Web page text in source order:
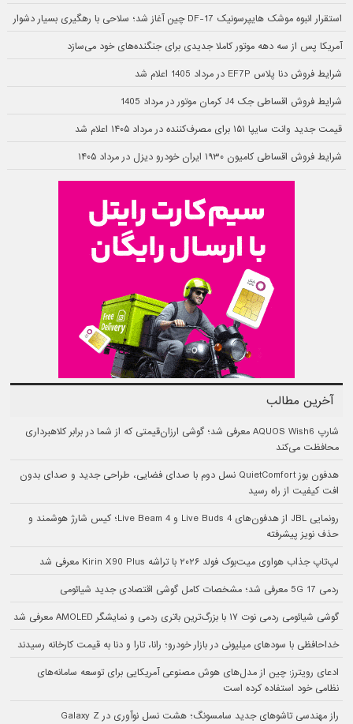
استقرار انبوه موشک هایپرسونیک DF-17 چین آغاز شد؛ سلاحی با رهگیری بسیار دشوار
آمریکا پس از سه دهه موتور کاملا جدیدی برای جنگنده‌های خود می‌سازد
شرایط فروش دنا پلاس EF7P در مرداد 1405 اعلام شد
شرایط فروش اقساطی جک J4 کرمان موتور در مرداد 1405
قیمت جدید وانت سایپا ۱۵۱ برای مصرف‌کننده در مرداد ۱۴۰۵ اعلام شد
شرایط فروش اقساطی کامیون ۱۹۳۰ ایران خودرو دیزل در مرداد ۱۴۰۵
آخرین مطالب
شارپ AQUOS Wish6 معرفی شد؛ گوشی ارزان‌قیمتی که از شما در برابر کلاهبرداری
محافظت می‌کند
هدفون بوز QuietComfort نسل دوم با صدای فضایی، طراحی جدید و صدای بدون
افت کیفیت از راه رسید
رونمایی JBL از هدفون‌های Live Buds 4 و Live Beam 4؛ کیس شارژ هوشمند و
حذف نویز پیشرفته
لپ‌تاپ جذاب هواوی میت‌بوک فولد ۲۰۲۶ با تراشه Kirin X90 Plus معرفی شد
ردمی 17 5G معرفی شد؛ مشخصات کامل گوشی اقتصادی جدید شیائومی
گوشی شیائومی ردمی نوت ۱۷ با بزرگ‌ترین باتری ردمی و نمایشگر AMOLED معرفی شد
خداحافظی با سودهای میلیونی در بازار خودرو؛ رانا، تارا و دنا به قیمت کارخانه رسیدند
ادعای رویترز: چین از مدل‌های هوش مصنوعی آمریکایی برای توسعه سامانه‌های
نظامی خود استفاده کرده است
راز مهندسی تاشوهای جدید سامسونگ؛ هشت نسل نوآوری در Galaxy Z